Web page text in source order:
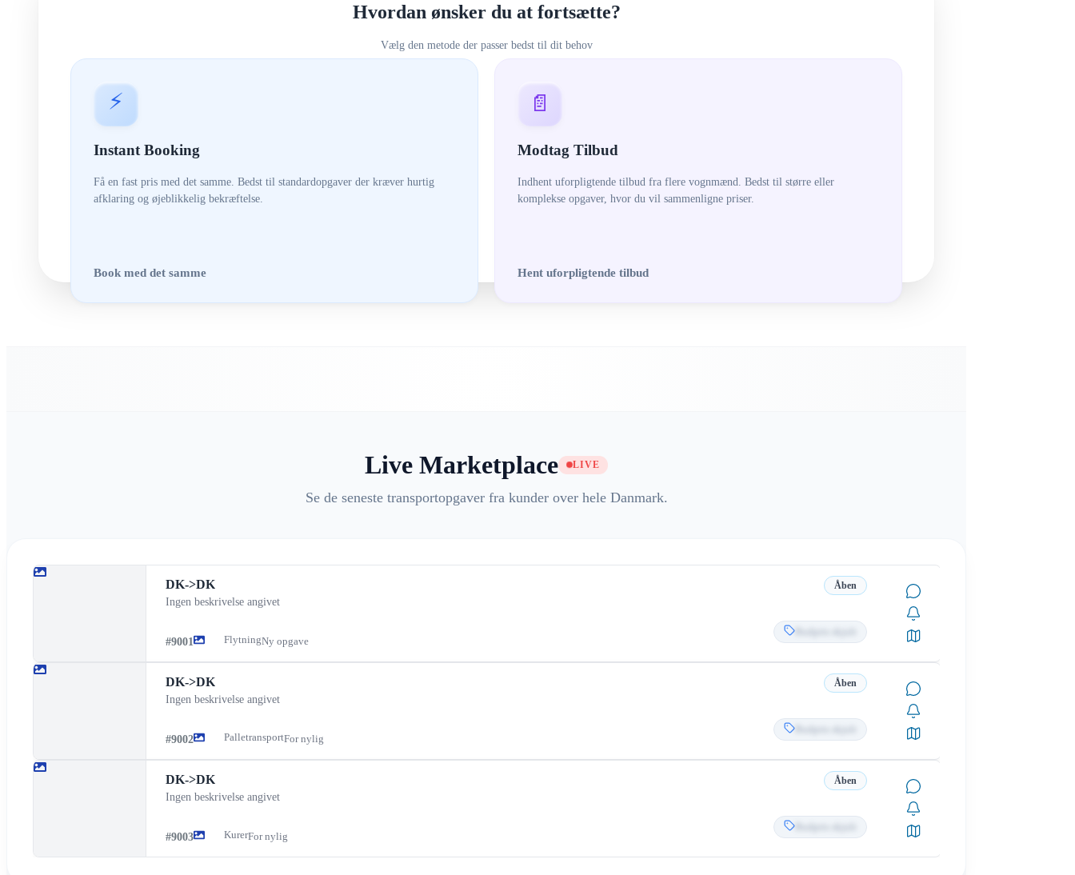
Hvordan ønsker du at fortsætte?
Vælg den metode der passer bedst til dit behov
⚡
Instant Booking
Få en fast pris med det samme. Bedst til standardopgaver der kræver hurtig
afklaring og øjeblikkelig bekræftelse.
Book med det samme
📄
Modtag Tilbud
Indhent uforpligtende tilbud fra flere vognmænd. Bedst til større eller
komplekse opgaver, hvor du vil sammenligne priser.
Hent uforpligtende tilbud
Live Marketplace LIVE
Se de seneste transportopgaver fra kunder over hele Danmark.
DK->DK Åben
Ingen beskrivelse angivet
#9001 FlytningNy opgave
DK->DK Åben
Ingen beskrivelse angivet
#9002 PalletransportFor nylig
DK->DK Åben
Ingen beskrivelse angivet
#9003 KurerFor nylig